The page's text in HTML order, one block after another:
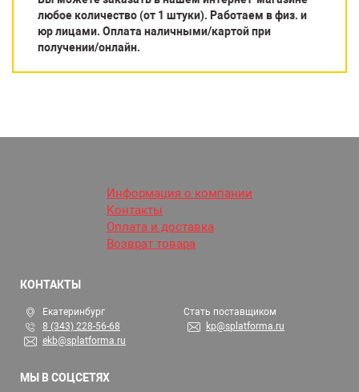
любое количество (от 1 штуки). Работаем в физ. и
юр лицами. Оплата наличными/картой при
получении/онлайн.
Информация о компании
Контакты
Оплата и доставка
Возврат товара
КОНТАКТЫ
Екатеринбург
8 (343) 228-56-68
ekb@splatforma.ru
Стать поставщиком
kp@splatforma.ru
МЫ В СОЦСЕТЯХ